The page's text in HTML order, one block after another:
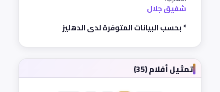
شفيق جلال
* بحسب البيانات المتوفرة لدى الدهليز
تمثيل أفلام (35)